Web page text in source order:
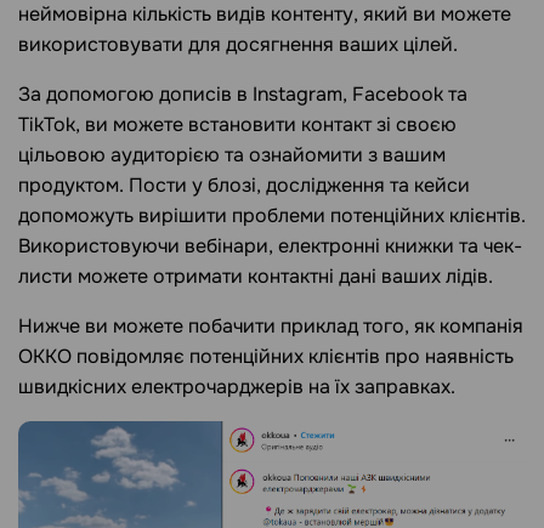
неймовірна кількість видів контенту, який ви можете
використовувати для досягнення ваших цілей.
За допомогою дописів в Instagram, Facebook та
TikTok, ви можете встановити контакт зі своєю
цільовою аудиторією та ознайомити з вашим
продуктом. Пости у блозі, дослідження та кейси
допоможуть вирішити проблеми потенційних клієнтів.
Використовуючи вебінари, електронні книжки та чек-
листи можете отримати контактні дані ваших лідів.
Нижче ви можете побачити приклад того, як компанія
ОККО повідомляє потенційних клієнтів про наявність
швидкісних електрочарджерів на їх заправках.